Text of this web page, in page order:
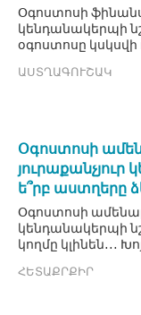
Օգոստոսի
կենդանակերպի
օգոստոսը կսկսվի
ԱՍՏՂԱԳՈՒՇԱԿ
Օգոստոսի
ե՞րբ աստղերը
Օգոստոսի
կենդանակերպի
կողմը կլինեն․․․
ՀԵՏԱՔՐՔԻՐ